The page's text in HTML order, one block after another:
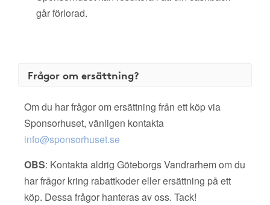
går förlorad.
Frågor om ersättning?
Om du har frågor om ersättning från ett köp via
Sponsorhuset, vänligen kontakta
info@sponsorhuset.se
OBS: Kontakta aldrig Göteborgs Vandrarhem om du
har frågor kring rabattkoder eller ersättning på ett
köp. Dessa frågor hanteras av oss. Tack!